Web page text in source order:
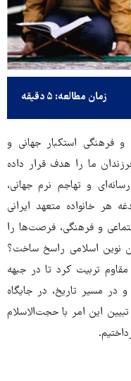
زمان مطالعه: ۵ دقیقه
فرهنگی استکبار جهانی و
ما را هدف قرار داده
و تهاجم نرم جهانی،
هر خانواده متعهد ایرانی
و فرهنگی، فرصت‌ها را
نوین اسلامی راسخ ساخت؟
مقاوم تربیت کرد تا در جبهه
در مسیر تاریخ، در جایگاه
این امر با حجت‌الاسلام